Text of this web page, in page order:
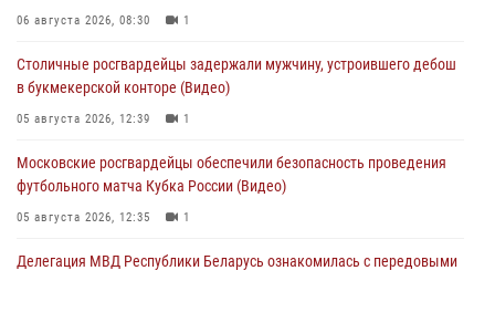
06 августа 2026, 08:30 1
Столичные росгвардейцы задержали мужчину, устроившего дебош
в букмекерской конторе (Видео)
05 августа 2026, 12:39 1
Московские росгвардейцы обеспечили безопасность проведения
футбольного матча Кубка России (Видео)
05 августа 2026, 12:35 1
Делегация МВД Республики Беларусь ознакомилась с передовыми